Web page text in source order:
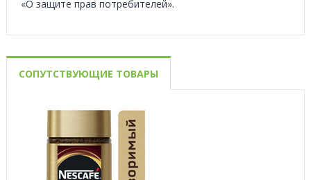
«О защите прав потребителей».
СОПУТСТВУЮЩИЕ ТОВАРЫ